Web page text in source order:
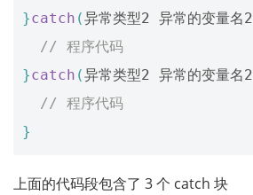
}catch (异常类型2 异常的变量名2
// 程序代码
}catch (异常类型2 异常的变量名2
// 程序代码
}
上面的代码段包含了 3 个 catch 块